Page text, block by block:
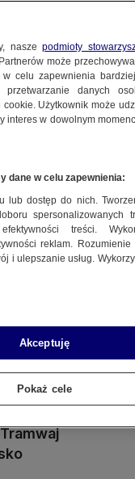
pieszego
na Kasprzaka.
pojadą
na tory. Już został
wandali
naszepodmioty
może
celu zapewnienia
danych
Użytkownik może
w dowolnym
dane w celu zapewnienia:
lub dostęp do nich.
spersonalizowanych
treści.
reklam.
i ulepszanie usług.
Akceptuję
Pokaż cele